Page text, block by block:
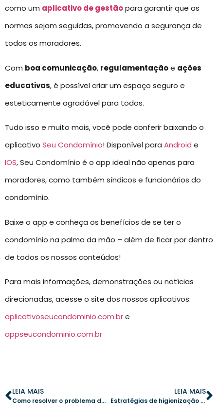
como um aplicativo de gestãopara garantir que as
normas sejam seguidas, promovendo a segurança de
todos os moradores.
Com boa comunicação, regulamentaçãoe ações
educativas, é possível criar um espaço seguro e
esteticamente agradável para todos.
Tudo isso e muito mais, você pode conferir baixando o
aplicativo Seu Condomínio! Disponível para Android e
IOS, Seu Condomínio é o app ideal não apenas para
moradores, como também síndicos e funcionários do
condomínio.
Baixe o app e conheça os benefícios de se ter o
condomínio na palma da mão – além de ficar por dentro
de todos os nossos conteúdos!
Para mais informações, demonstrações ou notícias
direcionadas, acesse o site dos nossos aplicativos:
aplicativoseucondominio.com.bre
appseucondominio.com.br
LEIA MAIS
Como resolver o problema do cachorro do vizinho sem atritos
LEIA MAIS
Estratégias de higienização para áreas comuns: protegendo o condomínio durante surtos de gripe